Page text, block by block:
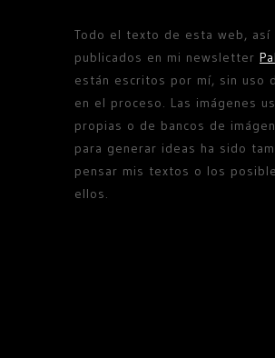
Todo el texto de esta web, así
publicados en mi newsletter
están escritos por mí, sin uso
en el proceso. Las imágenes
propias o de bancos de
para generar ideas ha sido
pensar mis textos o los
ellos.